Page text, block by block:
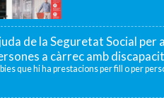
de la Seguretat Social per
a càrrec amb
que hi ha prestacions per fill o per